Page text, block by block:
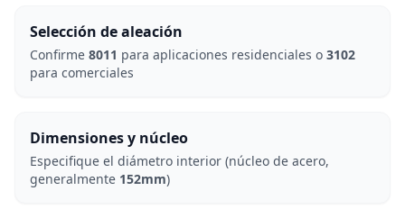
Selección de aleación
Confirme 8011 para aplicaciones residenciales o 3102
para comerciales
Dimensiones y núcleo
Especifique el diámetro interior (núcleo de acero,
generalmente 152mm)